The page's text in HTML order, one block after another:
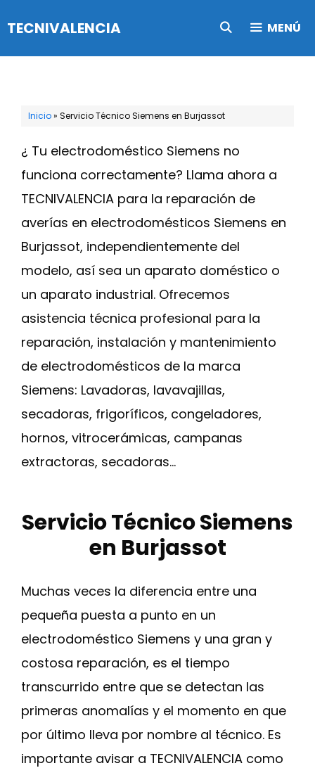
al
contenido
TECNIVALENCIA MENÚ
Inicio» Servicio Técnico Siemens en Burjassot
¿ Tu electrodoméstico Siemens no
funciona correctamente? Llama ahora a
TECNIVALENCIA para la reparación de
averías en electrodomésticos Siemens en
Burjassot, independientemente del
modelo, así sea un aparato doméstico o
un aparato industrial. Ofrecemos
asistencia técnica profesional para la
reparación, instalación y mantenimiento
de electrodomésticos de la marca
Siemens: Lavadoras, lavavajillas,
secadoras, frigoríficos, congeladores,
hornos, vitrocerámicas, campanas
extractoras, secadoras…
Servicio Técnico Siemens
en Burjassot
Muchas veces la diferencia entre una
pequeña puesta a punto en un
electrodoméstico Siemens y una gran y
costosa reparación, es el tiempo
transcurrido entre que se detectan las
primeras anomalías y el momento en que
por último lleva por nombre al técnico. Es
importante avisar a TECNIVALENCIA como